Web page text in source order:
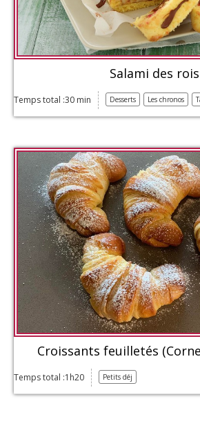
Salami des rois
Temps total :30 min Desserts Les chronos
Croissants feuilletés
Temps total :1h20 Petits déj